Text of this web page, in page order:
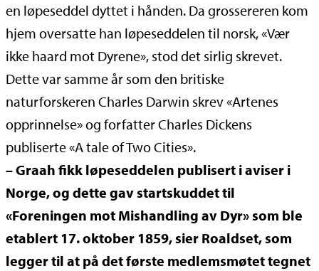
en løpeseddel dyttet i hånden. Da grossereren kom
hjem oversatte han løpeseddelen til norsk, «Vær
ikke haard mot Dyrene», stod det sirlig skrevet.
Dette var samme år som den britiske
naturforskeren Charles Darwin skrev «Artenes
opprinnelse» og forfatter Charles Dickens
publiserte «A tale of Two Cities».
– Graah fikk løpeseddelen publisert i aviser i
Norge, og dette gav startskuddet til
«Foreningen mot Mishandling av Dyr» som ble
etablert 17. oktober 1859, sier Roaldset, som
legger til at på det første medlemsmøtet tegnet